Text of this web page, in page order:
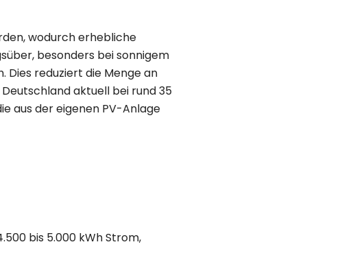
wodurch erhebliche
besonders bei sonnigem
Dies reduziert die Menge an
aktuell bei rund 35
aus der eigenen PV-Anlage
bis 5.000 kWh Strom,